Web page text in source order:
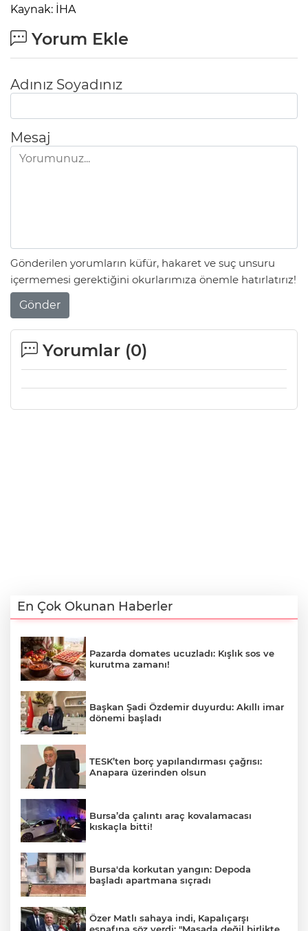
Kaynak: İHA
Yorum Ekle
Adınız Soyadınız
Mesaj
Gönderilen yorumların küfür, hakaret ve suç unsuru
içermemesi gerektiğini okurlarımıza önemle hatırlatırız!
Gönder
Yorumlar (0)
En Çok Okunan Haberler
Pazarda domates ucuzladı: Kışlık sos ve
kurutma zamanı!
Başkan Şadi Özdemir duyurdu: Akıllı imar
dönemi başladı
TESK’ten borç yapılandırması çağrısı:
Anapara üzerinden olsun
Bursa’da çalıntı araç kovalamacası
kıskaçla bitti!
Bursa'da korkutan yangın: Depoda
başladı apartmana sıçradı
Özer Matlı sahaya indi, Kapalıçarşı
esnafına söz verdi: "Masada değil birlikte